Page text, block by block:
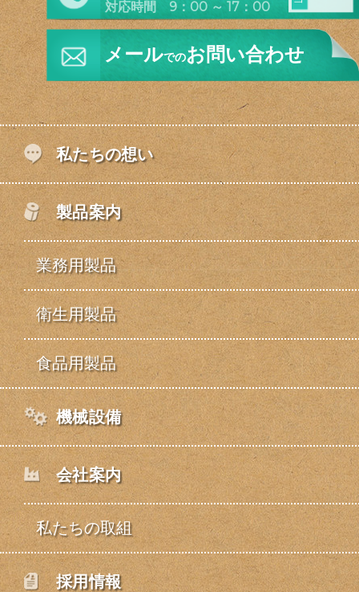
対応時間 9：00 ～ 17：00
メールでのお問い合わせ
私たちの想い
製品案内
業務用製品
衛生用製品
食品用製品
機械設備
会社案内
私たちの取組
採用情報